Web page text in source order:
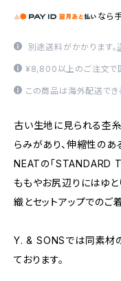
なら
別途送料がかかります。
¥8,800以上のご注文で
この商品は海外配送でき
古い生地に見られる杢
らみがあり、伸縮性のあ
NEATの「STANDARD
ももやお尻辺りにはゆと
織とセットアップでのご
Y. & SONSでは同素材
ております。